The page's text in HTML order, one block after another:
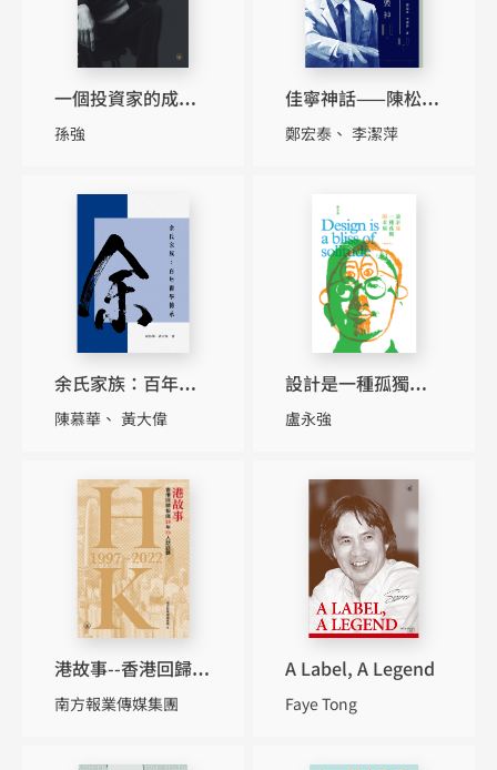
一個投資家的成敗
自述（繁體版）
孫強
佳寧神話——陳松青
的造神毀神
鄭宏泰 李潔萍
余氏家族：百年醫
學傳承
陳慕華 黃大偉
設計是一種孤獨的
幸福
盧永強
港故事--香港回歸祖
國25年25人訪談錄
南方報業傳媒集團
A Label, A Legend
Faye Tong